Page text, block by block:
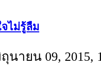
ไม่รู้ลืม
นายน 09, 2015,